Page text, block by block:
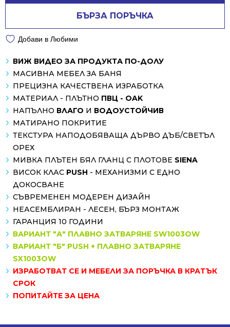
БЪРЗА ПОРЪЧКА
Добави в Любими
ВИЖ ВИДЕО ЗА ПРОДУКТА ПО-ДОЛУ
МАСИВНА МЕБЕЛ ЗА БАНЯ
ПРЕЦИЗНА КАЧЕСТВЕНА ИЗРАБОТКА
МАТЕРИАЛ - ПЛЪТНО ПВЦ - OAK
НАПЪЛНО ВЛАГО И ВОДОУСТОЙЧИВ
МАТИРАНО ПОКРИТИЕ
ТЕКСТУРА НАПОДОБЯВАЩА ДЪРВО ДЪБ/СВЕТЪЛ
ОРЕХ
МИВКА ПЛЪТЕН БЯЛ ГЛАНЦ С ПЛОТОВЕ SIENA
ВИСОК КЛАС PUSH - МЕХАНИЗМИ С ЕДНО
ДОКОСВАНЕ
СЪВРЕМЕНЕН МОДЕРЕН ДИЗАЙН
НЕАСЕМБЛИРАН - ЛЕСЕН, БЪРЗ МОНТАЖ
ГАРАНЦИЯ 10 ГОДИНИ
ВАРИАНТ "А" ПЛАВНО ЗАТВАРЯНЕ SW1003OW
ВАРИАНТ "Б" PUSH + ПЛАВНО ЗАТВАРЯНЕ
SX1003OW
ИЗРАБОТВАТ СЕ И МЕБЕЛИ ЗА ПОРЪЧКА В КРАТЪК
СРОК
ПОПИТАЙТЕ ЗА ЦЕНА